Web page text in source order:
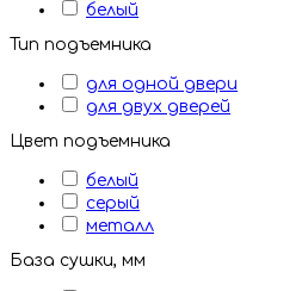
белый
Тип подъемника
для одной двери
для двух дверей
Цвет подъемника
белый
серый
металл
База сушки, мм